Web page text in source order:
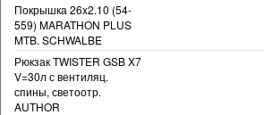
Покрышка 26x2.10 (54-
559) MARATHON PLUS
MTB. SCHWALBE
Рюкзак TWISTER GSB X7
V=30л с вентиляц.
спины, светоотр.
AUTHOR